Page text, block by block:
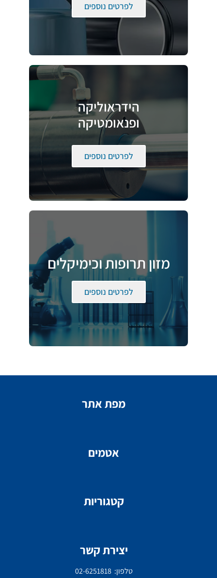
לפרטים נוספים
הידראוליקה
ופנאומטיקה
לפרטים נוספים
מזון תרופות וכימיקלים
לפרטים נוספים
מפת אתר
אטמים
קטגוריות
יצירת קשר
טלפון: 02-6251818